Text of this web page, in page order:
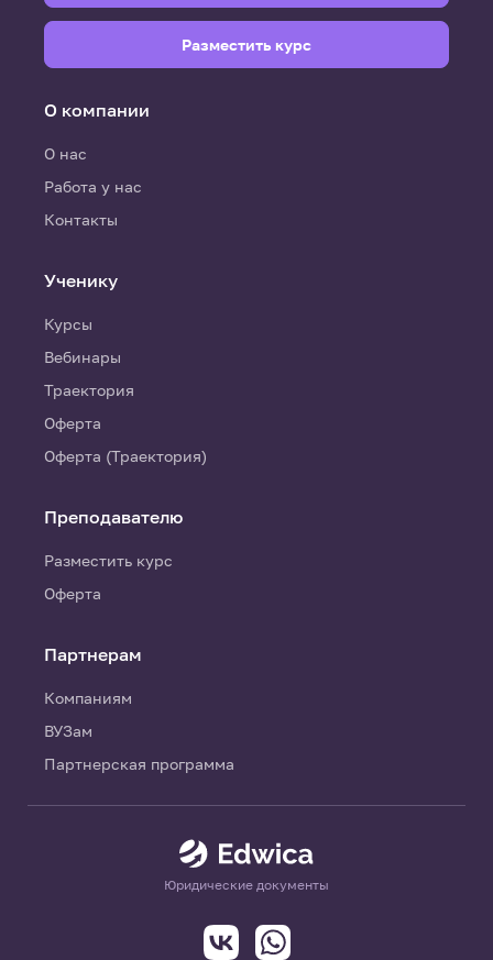
Юридические документы
О компании
О нас
Работа у нас
Контакты
Ученику
Курсы
Вебинары
Траектория
Оферта
Оферта (Траектория)
Преподавателю
Разместить курс
Оферта
Партнерам
Компаниям
ВУЗам
Партнерская программа
Разместить курс